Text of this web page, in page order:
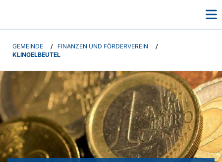
GEMEINDE / FINANZEN UND FÖRDERVEREIN /
KLINGELBEUTEL